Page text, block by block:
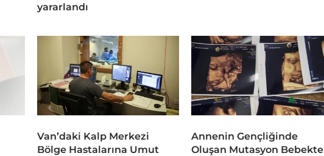
yararlandı
Van’daki Kalp Merkezi
Bölge Hastalarına Umut
Annenin Gençliğinde
Oluşan Mutasyon Bebekte